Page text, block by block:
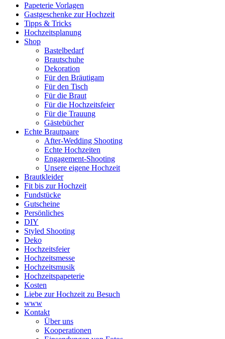
Papeterie Vorlagen
Gastgeschenke zur Hochzeit
Tipps & Tricks
Hochzeitsplanung
Shop
Bastelbedarf
Brautschuhe
Dekoration
Für den Bräutigam
Für den Tisch
Für die Braut
Für die Hochzeitsfeier
Für die Trauung
Gästebücher
Echte Brautpaare
After-Wedding Shooting
Echte Hochzeiten
Engagement-Shooting
Unsere eigene Hochzeit
Brautkleider
Fit bis zur Hochzeit
Fundstücke
Gutscheine
Persönliches
DIY
Styled Shooting
Deko
Hochzeitsfeier
Hochzeitsmesse
Hochzeitsmusik
Hochzeitspapeterie
Kosten
Liebe zur Hochzeit zu Besuch
www
Kontakt
Über uns
Kooperationen